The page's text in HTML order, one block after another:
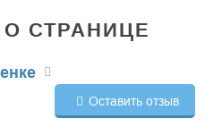
СТРАНИЦЕ
Оставить отзыв